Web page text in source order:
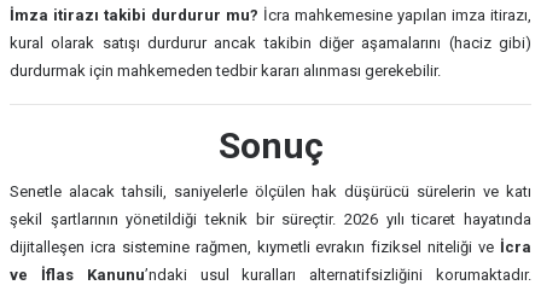
İmza itirazı takibi durdurur mu? İcra mahkemesine yapılan imza itirazı,
kural olarak satışı durdurur ancak takibin diğer aşamalarını (haciz gibi)
durdurmak için mahkemeden tedbir kararı alınması gerekebilir.
Sonuç
Senetle alacak tahsili, saniyelerle ölçülen hak düşürücü sürelerin ve katı
şekil şartlarının yönetildiği teknik bir süreçtir. 2026 yılı ticaret hayatında
dijitalleşen icra sistemine rağmen, kıymetli evrakın fiziksel niteliği ve İcra
ve İflas Kanunu’ndaki usul kuralları alternatifsizliğini korumaktadır.